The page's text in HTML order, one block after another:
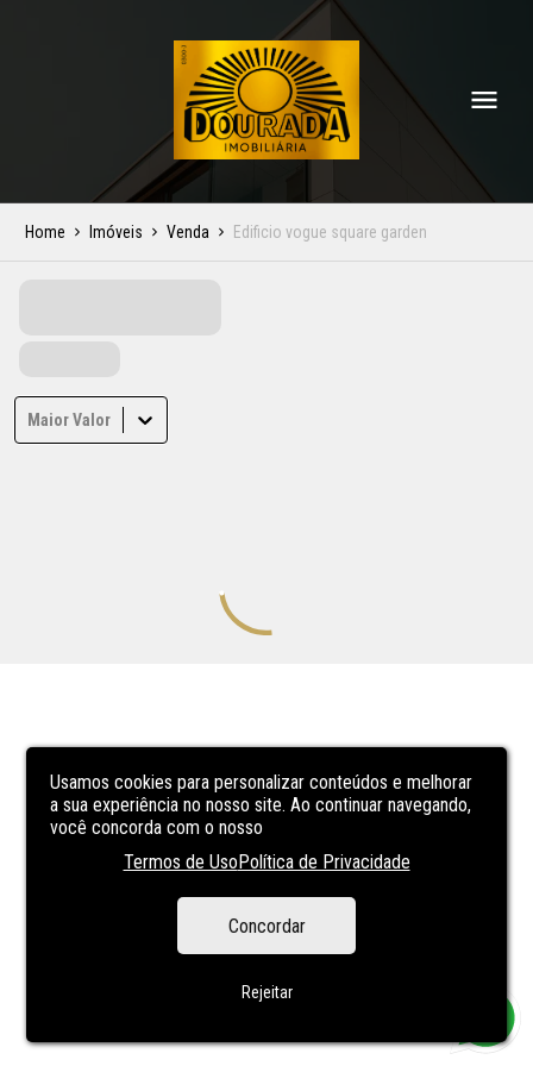
Usamos cookies para personalizar conteúdos e melhorar
a sua experiência no nosso site. Ao continuar navegando,
você concorda com o nosso
Termos de UsoPolítica de Privacidade
Concordar
Rejeitar
Home Imóveis Venda Edificio vogue square garden
Maior Valor